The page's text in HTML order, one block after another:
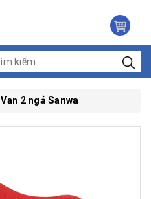
Van 2 ngả Sanwa